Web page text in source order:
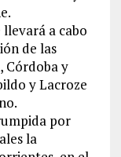
a cabo
de las
Córdoba y
y Lacroze
por
la